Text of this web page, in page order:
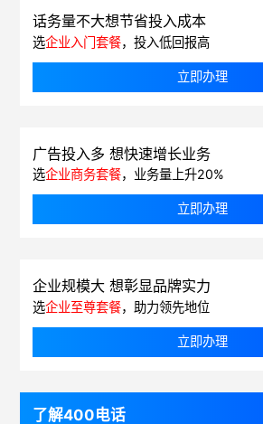
话务量不大想节省投入成本
选企业入门套餐，投入低回报高
立即办理
广告投入多 想快速增长业务
选企业商务套餐，业务量上升20%
立即办理
企业规模大 想彰显品牌实力
选企业至尊套餐，助力领先地位
立即办理
了解400电话